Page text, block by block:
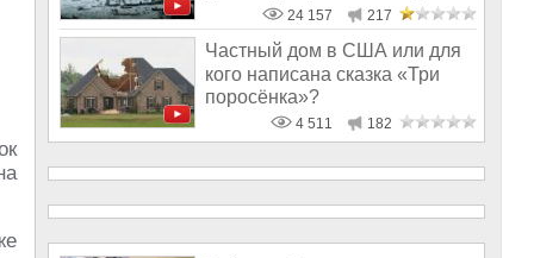
24 157 217
Частный дом в США или для
кого написана сказка «Три
поросёнка»?
4 511 182